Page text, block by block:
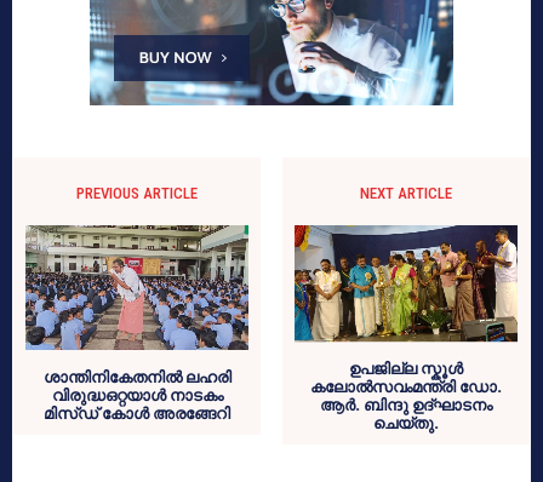
PREVIOUS ARTICLE
ശാന്തിനികേതനിൽ ലഹരി
വിരുദ്ധഒറ്റയാൾ നാടകം
മിസ്ഡ് കോൾ അരങ്ങേറി
NEXT ARTICLE
ഉപജില്ല സ്കൂൾ
കലോൽസവംമന്ത്രി ഡോ.
ആർ. ബിന്ദു ഉദ്ഘാടനം
ചെയ്തു.